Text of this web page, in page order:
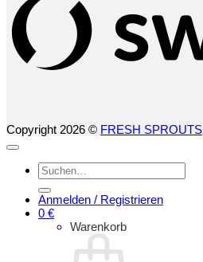
Copyright 2026 © FRESH SPROUTS
Suchen
nach:
Anmelden / Registrieren
0 €
Warenkorb